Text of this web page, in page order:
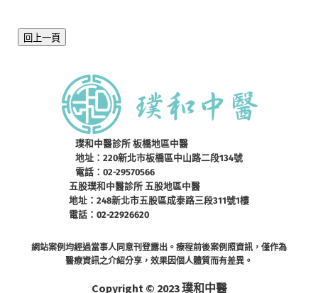
回上一頁
璞和中醫診所 板橋地區中醫
地址：220新北市板橋區中山路二段134號
電話：02-29570566
五股璞和中醫診所 五股地區中醫
地址：248新北市五股區成泰路三段311號1樓
電話：02-22926620
網站案例均經過當事人同意刊登露出。療程前後案例照資訊，僅作為
醫療資訊之介紹分享，效果因個人體質而有差異。
Copyright © 2023 璞和中醫